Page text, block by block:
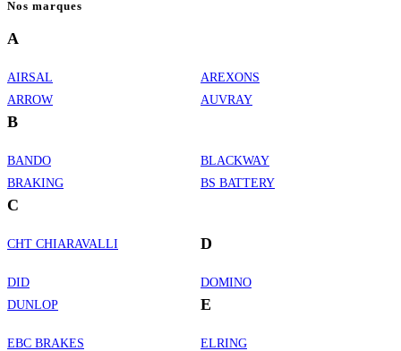
Nos marques
A
AIRSAL
AREXONS
ARROW
AUVRAY
B
BANDO
BLACKWAY
BRAKING
BS BATTERY
C
CHT CHIARAVALLI D
DID
DOMINO
DUNLOP
E
EBC BRAKES
ELRING